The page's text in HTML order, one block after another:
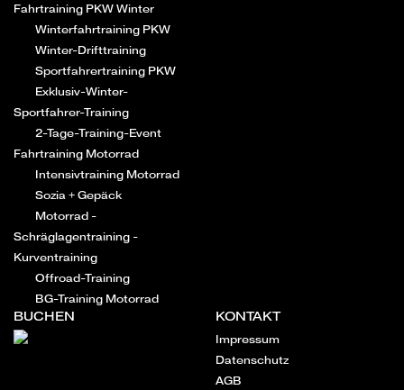
Fahrtraining PKW Winter
Winterfahrtraining PKW
Winter-Drifttraining
Sportfahrertraining PKW
Exklusiv-Winter-
Sportfahrer-Training
2-Tage-Training-Event
Fahrtraining Motorrad
Intensivtraining Motorrad
Sozia + Gepäck
Motorrad -
Schräglagentraining -
Kurventraining
Offroad-Training
BG-Training Motorrad
BUCHEN KONTAKT
Impressum
Datenschutz
AGB